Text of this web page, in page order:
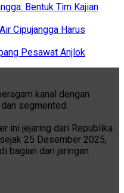
Bentuk Tim Kajian
Cipujangga Harus
Pesawat Anjlok
kanal dengan
segmented.
ini jejaring dari Republika
25 Desember 2025,
bagian dari jaringan